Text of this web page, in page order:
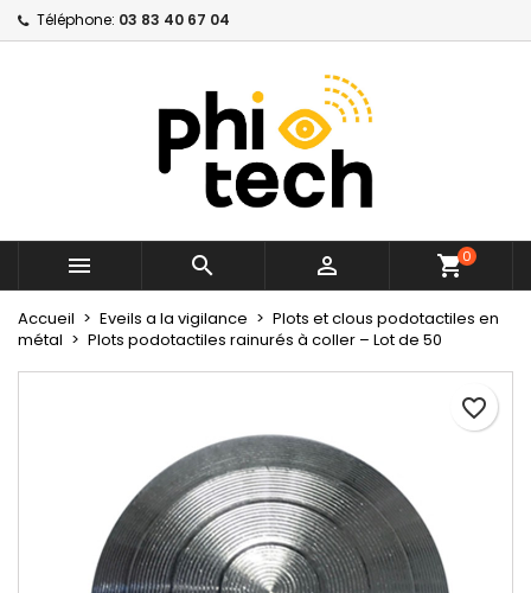
Téléphone: 03 83 40 67 04
   0
Accueil Eveils a la vigilance
Plots et clous podotactiles en
métal
Plots podotactiles rainurés à coller – Lot de 50
favorite_border
Mes listes ×
Créer une nouvelle liste
Créer une liste d'envies ×
Nom de la liste d'envies
Connexion ×
Vous devez être connecté pour ajouter des produits
à votre liste d'envies.
Annuler